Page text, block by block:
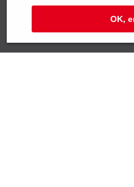
Receba
Preencha seus
seu
OK,